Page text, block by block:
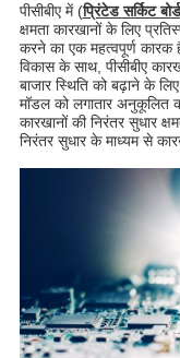
पीसीबीए में (प्रिंटेड सर्किट
क्षमता कारखानों के लिए
करने का एक महत्वपूर्ण कारक
विकास के साथ, पीसीबीए
बाजार स्थिति को बढ़ाने के
मॉडल को लगातार अनुकूलित
कारखानों की निरंतर सुधार
निरंतर सुधार के माध्यम से